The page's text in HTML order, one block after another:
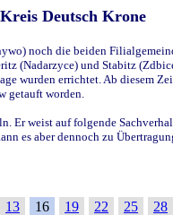
Deutsch Krone
noch die beiden
(Nadarzyce) und Stabitz
wurden errichtet. Ab diesem
getauft worden.
Er weist auf folgende
es aber dennoch zu
13 16 19 22 25 28